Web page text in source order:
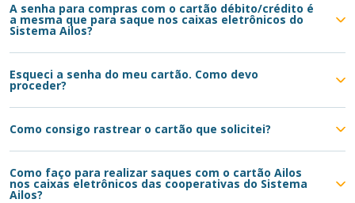
A senha para compras com o cartão débito/crédito é
a mesma que para saque nos caixas eletrônicos do
Sistema Ailos?
Esqueci a senha do meu cartão. Como devo
proceder?
Como consigo rastrear o cartão que solicitei?
Como faço para realizar saques com o cartão Ailos
nos caixas eletrônicos das cooperativas do Sistema
Ailos?